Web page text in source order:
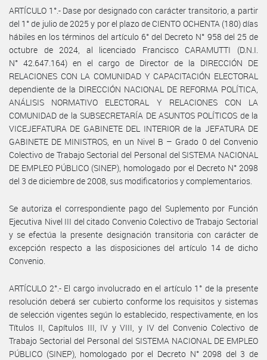
ARTÍCULO 1°.- Dase por designado con carácter transitorio, a partir
del 1° de julio de 2025 y por el plazo de CIENTO OCHENTA (180) días
hábiles en los términos del artículo 6° del Decreto N° 958 del 25 de
octubre de 2024, al licenciado Francisco CARAMUTTI (D.N.I.
N° 42.647.164) en el cargo de Director de la DIRECCIÓN DE
RELACIONES CON LA COMUNIDAD Y CAPACITACIÓN ELECTORAL
dependiente de la DIRECCIÓN NACIONAL DE REFORMA POLÍTICA,
ANÁLISIS NORMATIVO ELECTORAL Y RELACIONES CON LA
COMUNIDAD de la SUBSECRETARÍA DE ASUNTOS POLÍTICOS de la
VICEJEFATURA DE GABINETE DEL INTERIOR de la JEFATURA DE
GABINETE DE MINISTROS, en un Nivel B – Grado 0 del Convenio
Colectivo de Trabajo Sectorial del Personal del SISTEMA NACIONAL
DE EMPLEO PÚBLICO (SINEP), homologado por el Decreto N° 2098
del 3 de diciembre de 2008, sus modificatorios y complementarios.
Se autoriza el correspondiente pago del Suplemento por Función
Ejecutiva Nivel III del citado Convenio Colectivo de Trabajo Sectorial
y se efectúa la presente designación transitoria con carácter de
excepción respecto a las disposiciones del artículo 14 de dicho
Convenio.
ARTÍCULO 2°.- El cargo involucrado en el artículo 1° de la presente
resolución deberá ser cubierto conforme los requisitos y sistemas
de selección vigentes según lo establecido, respectivamente, en los
Títulos II, Capítulos III, IV y VIII, y IV del Convenio Colectivo de
Trabajo Sectorial del Personal del SISTEMA NACIONAL DE EMPLEO
PÚBLICO (SINEP), homologado por el Decreto N° 2098 del 3 de